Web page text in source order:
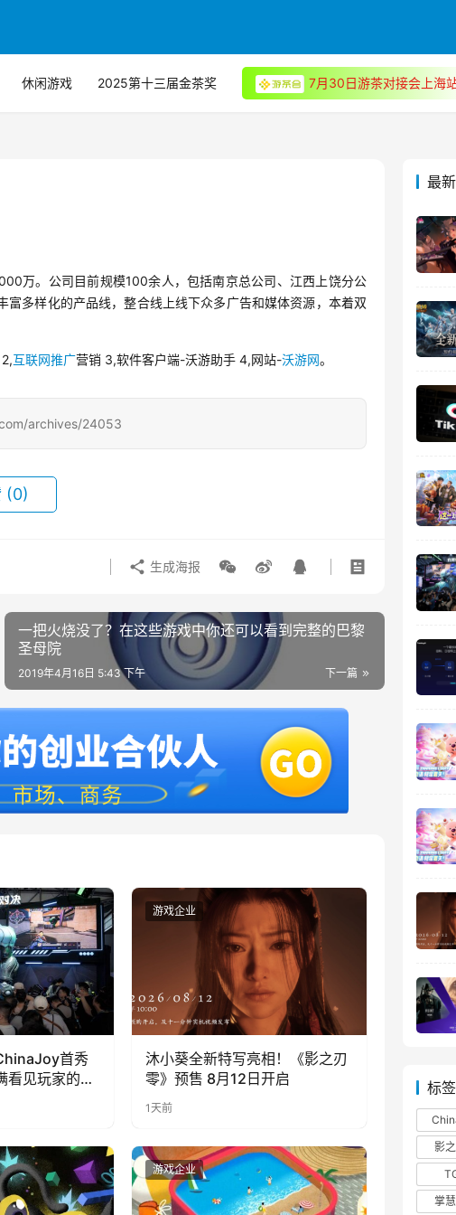
休闲游戏 2025第十三届金茶奖 7月30日游茶对接会上海
万。公司目前规模100余人，包括南京总公司、江西上饶分公
富多样化的产品线，整合线上线下众多广告和媒体资源，本着双
互联网推广营销 3,软件客户端-沃游助手 4,网站-沃游网。
archives/24053
(0)
生成海报
一把火烧没了？在这些游戏中你还可以看到完整的巴黎
圣母院
下一篇
2019年4月16日 5:43 下午
首秀
看见玩家的真
游戏企业
沐小葵全新特写亮相！《影之刃
零》预售 8月12日开启
1天前
游戏企业
最
标
影
掌